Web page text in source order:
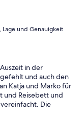
und Genauigkeit
in der
und auch den
Katja und Marko für
und Reisebett und
Die
auch für uns nicht